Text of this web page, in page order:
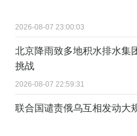
2026-08-07 23:00:03
北京降雨致多地积水排水集
挑战
2026-08-07 22:59:31
联合国谴责俄乌互相发动大